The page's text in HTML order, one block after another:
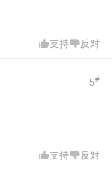
支持 反对
5#
支持 反对